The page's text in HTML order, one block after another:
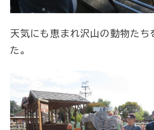
天気にも恵まれ沢山の動物たち
た。